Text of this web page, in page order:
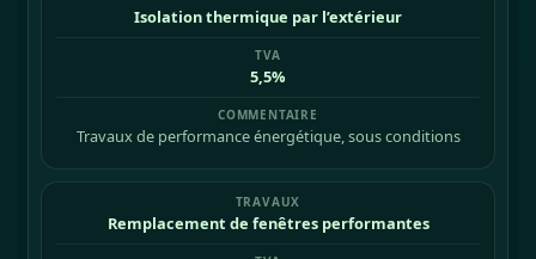
Isolation thermique par l’extérieur
5,5%
Travaux de performance énergétique, sous conditions
Remplacement de fenêtres performantes